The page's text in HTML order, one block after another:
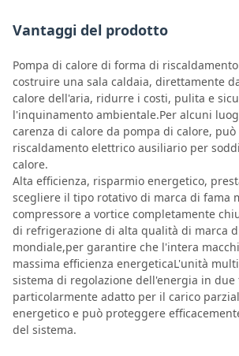
Vantaggi del prodotto
Pompa di calore di forma di
costruire una sala caldaia, direttamente
calore dell'aria, ridurre i costi, pulita e
l'inquinamento ambientale.Per alcuni
carenza di calore da pompa di calore,
riscaldamento elettrico ausiliario per
calore.
Alta efficienza, risparmio energetico,
scegliere il tipo rotativo di marca di fama
compressore a vortice completamente
di refrigerazione di alta qualità di marca
mondiale,per garantire che l'intera
massima efficienza energeticaL'unità
sistema di regolazione dell'energia in due
particolarmente adatto per il carico
energetico e può proteggere
del sistema.